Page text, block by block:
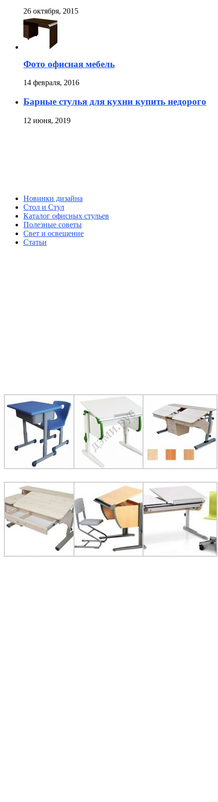
26 октября, 2015
Фото офисная мебель
14 февраля, 2016
Барные стулья для кухни купить недорого
12 июня, 2019
Новинки дизайна
Стол и Стул
Каталог офисных стульев
Полезные советы
Свет и освещение
Статьи